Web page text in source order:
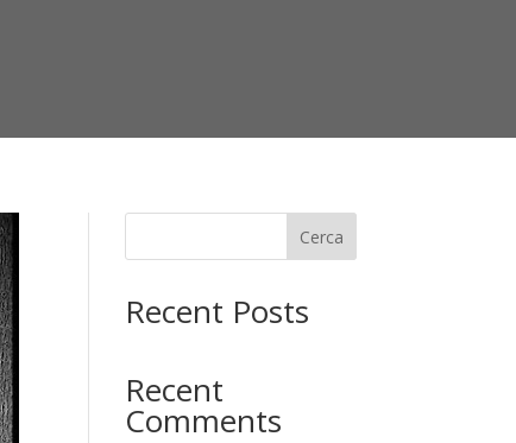
Cerca
Recent Posts
Recent
Comments